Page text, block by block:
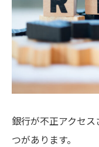
銀行が不正アクセ
つがあります。